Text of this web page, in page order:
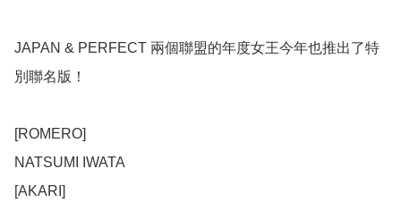
JAPAN & PERFECT 兩個聯盟的年度女王今年也推出了特
別聯名版！
[ROMERO]
NATSUMI IWATA
[AKARI]